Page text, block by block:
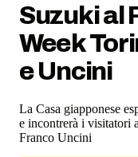
Suzuki al
Week
e Uncini
La Casa giapponese
e incontrerà i visitatori
Franco Uncini